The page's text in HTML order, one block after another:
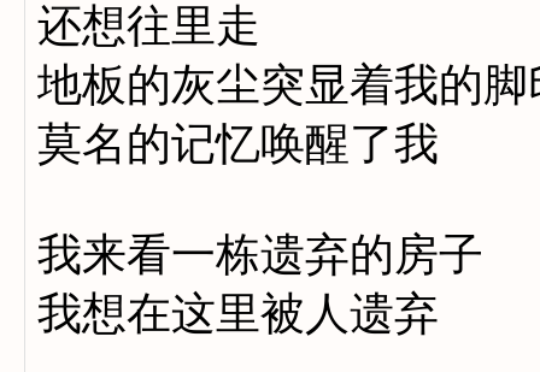
还想往里走
地板的灰尘突显着我的脚
莫名的记忆唤醒了我
我来看一栋遗弃的房子
我想在这里被人遗弃